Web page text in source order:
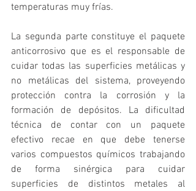
temperaturas muy frías.
La segunda parte constituye el paquete
anticorrosivo que es el responsable de
cuidar todas las superficies metálicas y
no metálicas del sistema, proveyendo
protección contra la corrosión y la
formación de depósitos. La dificultad
técnica de contar con un paquete
efectivo recae en que debe tenerse
varios compuestos químicos trabajando
de forma sinérgica para cuidar
superficies de distintos metales al